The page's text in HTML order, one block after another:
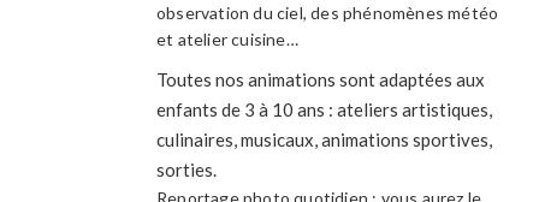
observation du ciel, des phénomènes météo
et atelier cuisine…
Toutes nos animations sont adaptées aux
enfants de 3 à 10 ans : ateliers artistiques,
culinaires, musicaux, animations sportives,
sorties.
Reportage photo quotidien : vous aurez le